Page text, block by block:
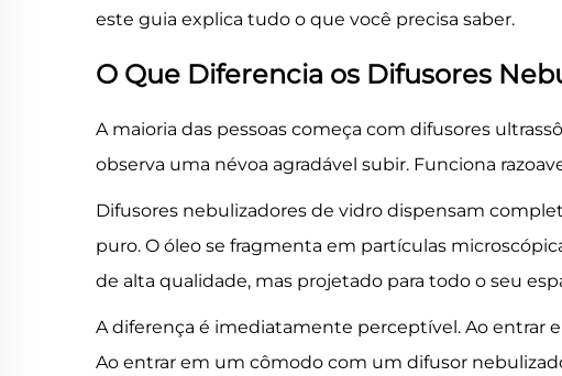
este guia explica tudo o que você precisa saber.
O Que Diferencia os Difusores
A maioria das pessoas começa com difusores
observa uma névoa agradável subir. Funciona
Difusores nebulizadores de vidro dispensam
puro. O óleo se fragmenta em partículas
de alta qualidade, mas projetado para todo o seu
A diferença é imediatamente perceptível. Ao entrar
Ao entrar em um cômodo com um difusor